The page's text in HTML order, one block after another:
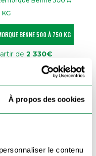
À propos des cookies
le contenu
BENNE 500 À 750 KG
de 2 330€
plus..
fois sans
€ d'achats